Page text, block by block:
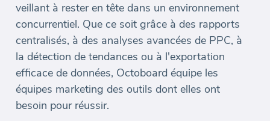
veillant à rester en tête dans un environnement
concurrentiel. Que ce soit grâce à des rapports
centralisés, à des analyses avancées de PPC, à
la détection de tendances ou à l'exportation
efficace de données, Octoboard équipe les
équipes marketing des outils dont elles ont
besoin pour réussir.